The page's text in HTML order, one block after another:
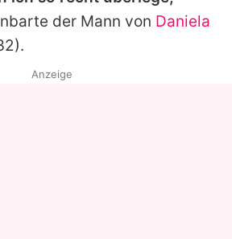
der Mann von Daniela
Anzeige